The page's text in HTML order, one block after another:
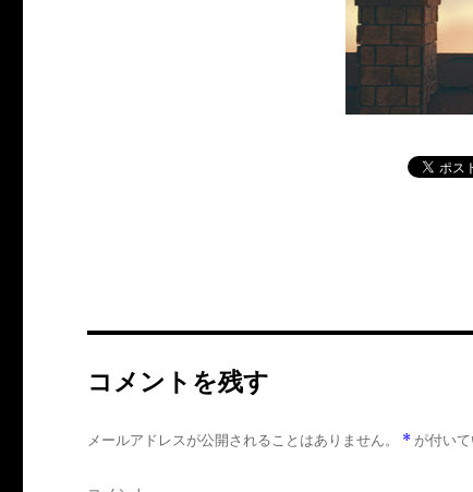
コメントを残す
メールアドレスが公開されることはありません。 * が付い